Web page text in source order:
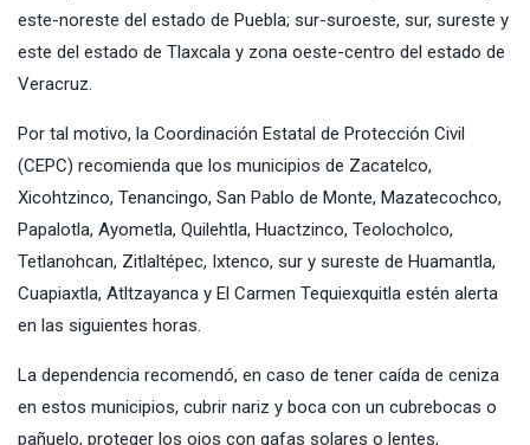
este-noreste del estado de Puebla; sur-suroeste, sur, sureste y
este del estado de Tlaxcala y zona oeste-centro del estado de
Veracruz.
Por tal motivo, la Coordinación Estatal de Protección Civil
(CEPC) recomienda que los municipios de Zacatelco,
Xicohtzinco, Tenancingo, San Pablo de Monte, Mazatecochco,
Papalotla, Ayometla, Quilehtla, Huactzinco, Teolocholco,
Tetlanohcan, Zitlaltépec, Ixtenco, sur y sureste de Huamantla,
Cuapiaxtla, Atltzayanca y El Carmen Tequiexquitla estén alerta
en las siguientes horas.
La dependencia recomendó, en caso de tener caída de ceniza
en estos municipios, cubrir nariz y boca con un cubrebocas o
pañuelo, proteger los ojos con gafas solares o lentes,